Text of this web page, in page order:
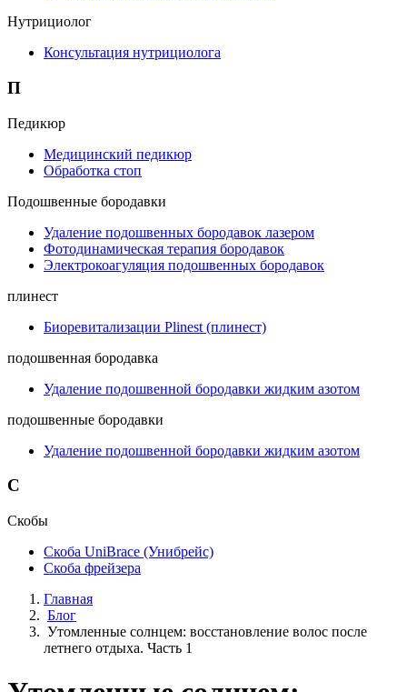
Нутрициолог
Консультация нутрициолога
П
Педикюр
Медицинский педикюр
Обработка стоп
Подошвенные бородавки
Удаление подошвенных бородавок лазером
Фотодинамическая терапия бородавок
Электрокоагуляция подошвенных бородавок
плинест
Биоревитализации Plinest (плинест)
подошвенная бородавка
Удаление подошвенной бородавки жидким азотом
подошвенные бородавки
Удаление подошвенной бородавки жидким азотом
С
Скобы
Скоба UniBrace (Унибрейс)
Скоба фрейзера
Главная
Блог
Утомленные солнцем: восстановление волос после
летнего отдыха. Часть 1